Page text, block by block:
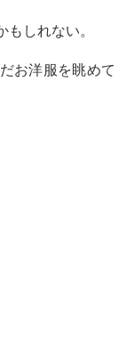
しれない。
お洋服を眺めて